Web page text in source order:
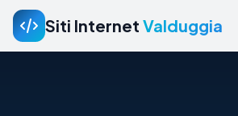
Siti Internet Valduggia